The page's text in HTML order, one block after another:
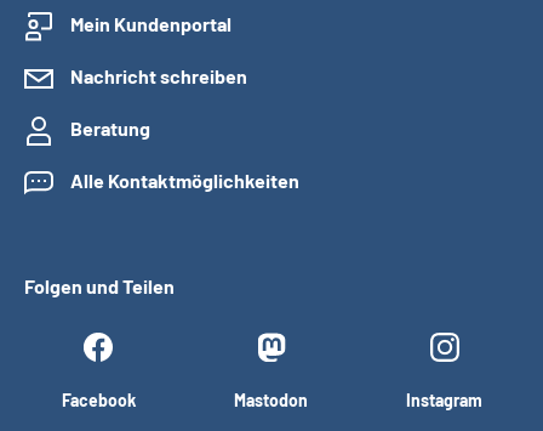
Leichte Sprache
Mein Kundenportal
Nachricht schreiben
Beratung
Alle Kontaktmöglichkeiten
Folgen und Teilen
Facebook Mastodon Instagram